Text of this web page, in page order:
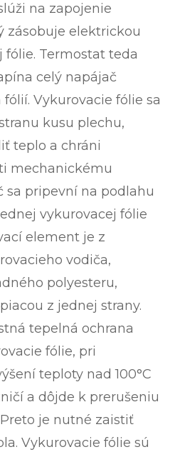
na zapojenie
zásobuje elektrickou
Termostat teda
celý napájač
Vykurovacie fólie sa
kusu plechu,
teplo a chráni
mechanickému
sa pripevní na podlahu
vykurovacej fólie
element je z
vodiča,
polyesteru,
z jednej strany.
tepelná ochrana
fólie, pri
teploty nad 100°C
a dôjde k prerušeniu
je nutné zaistiť
Vykurovacie fólie sú